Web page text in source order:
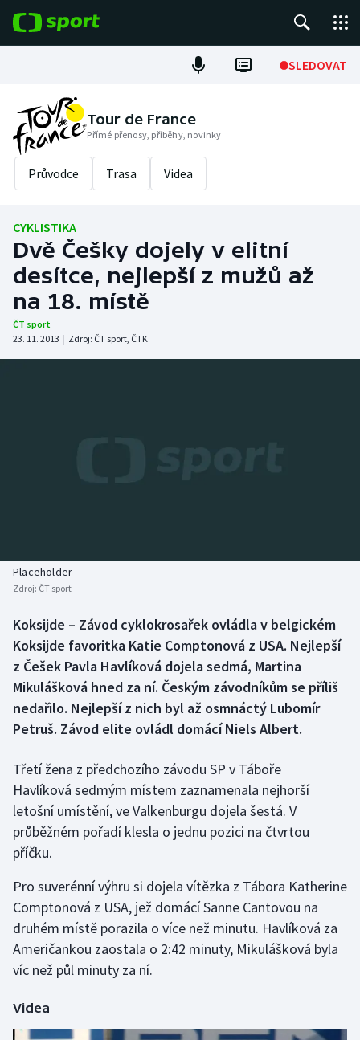
SLEDOVAT
Fotbal
Hokej
Tenis
Cyklistika
DALŠÍ SPORTY
Americký fotbal
Curling
Florbal
Futsal
Golf
Házená
Jezdectví
Krasobruslení
Lezení
Moderní pětiboj
NEPŘEHLÉDNĚTE
Tour de France
Přímé přenosy, příběhy, novinky
Průvodce Trasa Videa
CYKLISTIKA
Dvě Češky dojely v elitní
desítce, nejlepší z mužů až
na 18. místě
ČT sport
23. 11. 2013 | Zdroj: ČT sport, ČTK
Placeholder
Zdroj: ČT sport
Koksijde – Závod cyklokrosařek ovládla v belgickém
Koksijde favoritka Katie Comptonová z USA. Nejlepší
z Češek Pavla Havlíková dojela sedmá, Martina
Mikulášková hned za ní. Českým závodníkům se příliš
nedařilo. Nejlepší z nich byl až osmnáctý Lubomír
Petruš. Závod elite ovládl domácí Niels Albert.
Třetí žena z předchozího závodu SP v Táboře
Havlíková sedmým místem zaznamenala nejhorší
letošní umístění, ve Valkenburgu dojela šestá. V
průběžném pořadí klesla o jednu pozici na čtvrtou
příčku.
Pro suverénní výhru si dojela vítězka z Tábora Katherine
Comptonová z USA, jež domácí Sanne Cantovou na
druhém místě porazila o více než minutu. Havlíková za
Američankou zaostala o 2:42 minuty, Mikulášková byla
víc než půl minuty za ní.
Videa